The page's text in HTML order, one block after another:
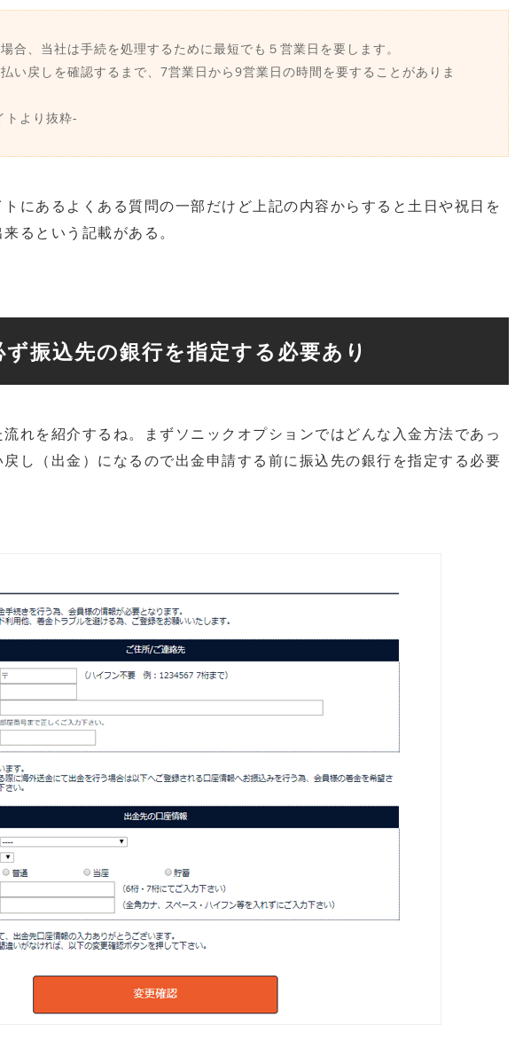
合、当社は手続を処理するために最短でも５営業日を要します。
い戻しを確認するまで、7営業日から9営業日の時間を要することがありま
トより抜粋-
にあるよくある質問の一部だけど上記の内容からすると土日や祝日を
るという記載がある。
振込先の銀行を指定する必要あり
れを紹介するね。まずソニックオプションではどんな入金方法であっ
し（出金）になるので出金申請する前に振込先の銀行を指定する必要